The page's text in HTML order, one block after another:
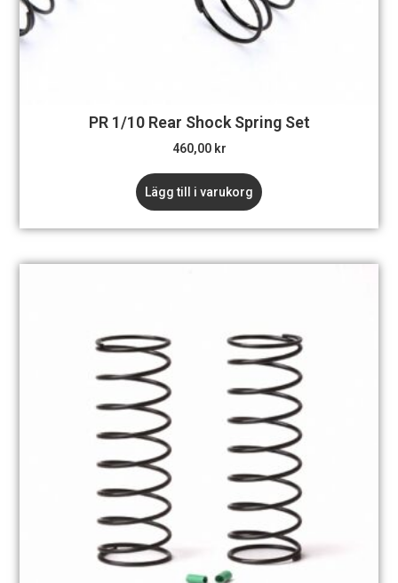
PR 1/10 Rear Shock Spring Set
460,00 kr
Lägg till i varukorg